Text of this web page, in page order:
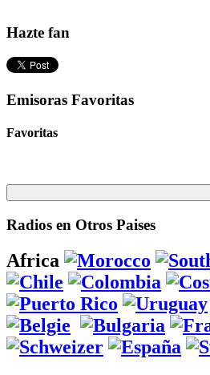
Hazte fan
Emisoras Favoritas
Favoritas
Radios en Otros Paises
Africa